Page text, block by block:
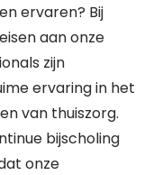
ervaren? Bij
aan onze
zijn
ervaring in het
van thuiszorg.
bijscholing
onze